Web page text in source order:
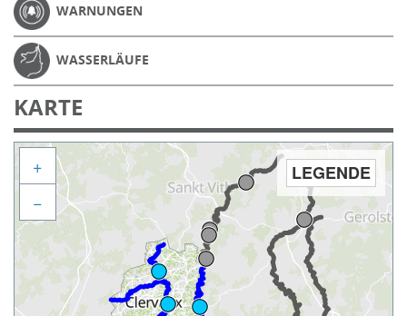
WARNUNGEN
WASSERLÄUFE
KARTE
LEGENDE
+
−